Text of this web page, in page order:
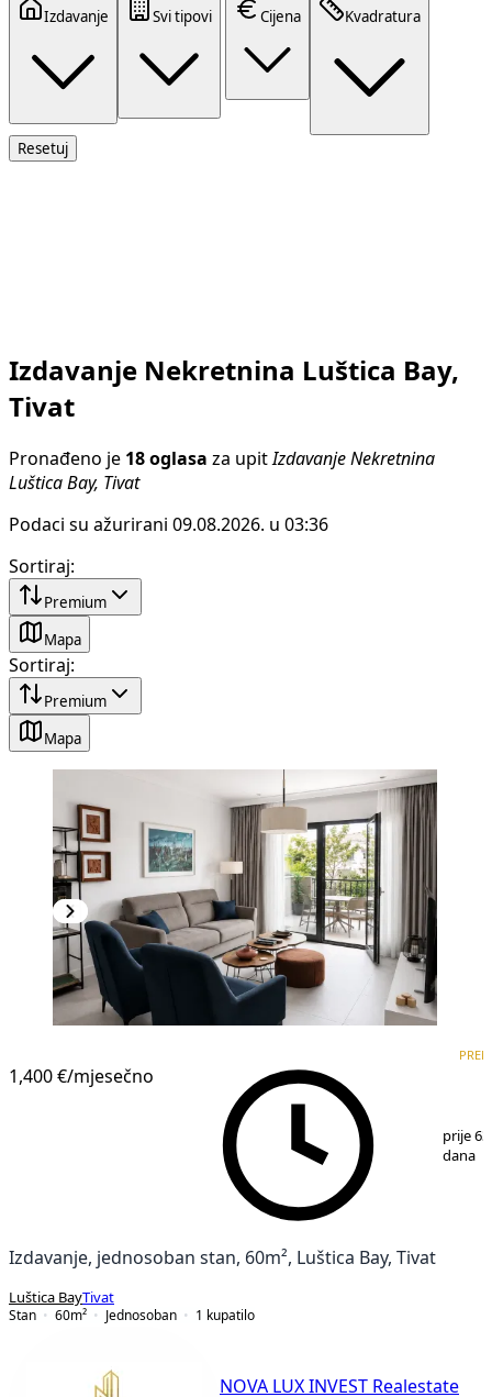
Izdavanje Svi tipovi Cijena Kvadratura
Resetuj
Izdavanje Nekretnina Luštica Bay,
Tivat
Pronađeno je 18 oglasa za upit Izdavanje Nekretnina
Luštica Bay, Tivat
Podaci su ažurirani 09.08.2026. u 03:36
Sortiraj:
Premium
Mapa
Sortiraj:
Premium
Mapa
1,400 €/mjesečno
prije 63
dana
Izdavanje, jednosoban stan, 60m², Luštica Bay, Tivat
Luštica BayTivat
Stan
60m² Jednosoban 1 kupatilo
NOVA LUX INVEST Realestate